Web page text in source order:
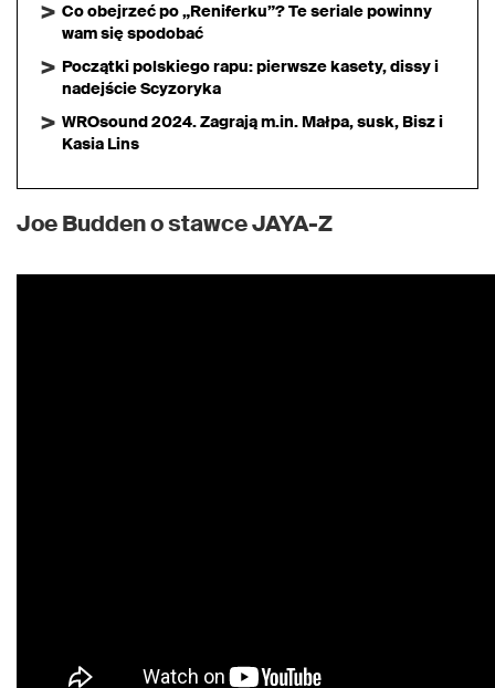
Co obejrzeć po „Reniferku”? Te seriale powinny
wam się spodobać
Początki polskiego rapu: pierwsze kasety, dissy i
nadejście Scyzoryka
WROsound 2024. Zagrają m.in. Małpa, susk, Bisz i
Kasia Lins
Joe Budden o stawce JAYA-Z